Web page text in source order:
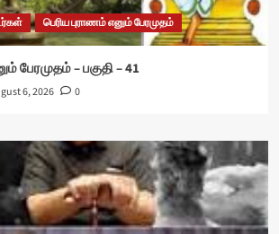
பெரிய புராணம் எனும் பேரமுதம்
பேரமுதம் – பகுதி – 41
6, 2026 0